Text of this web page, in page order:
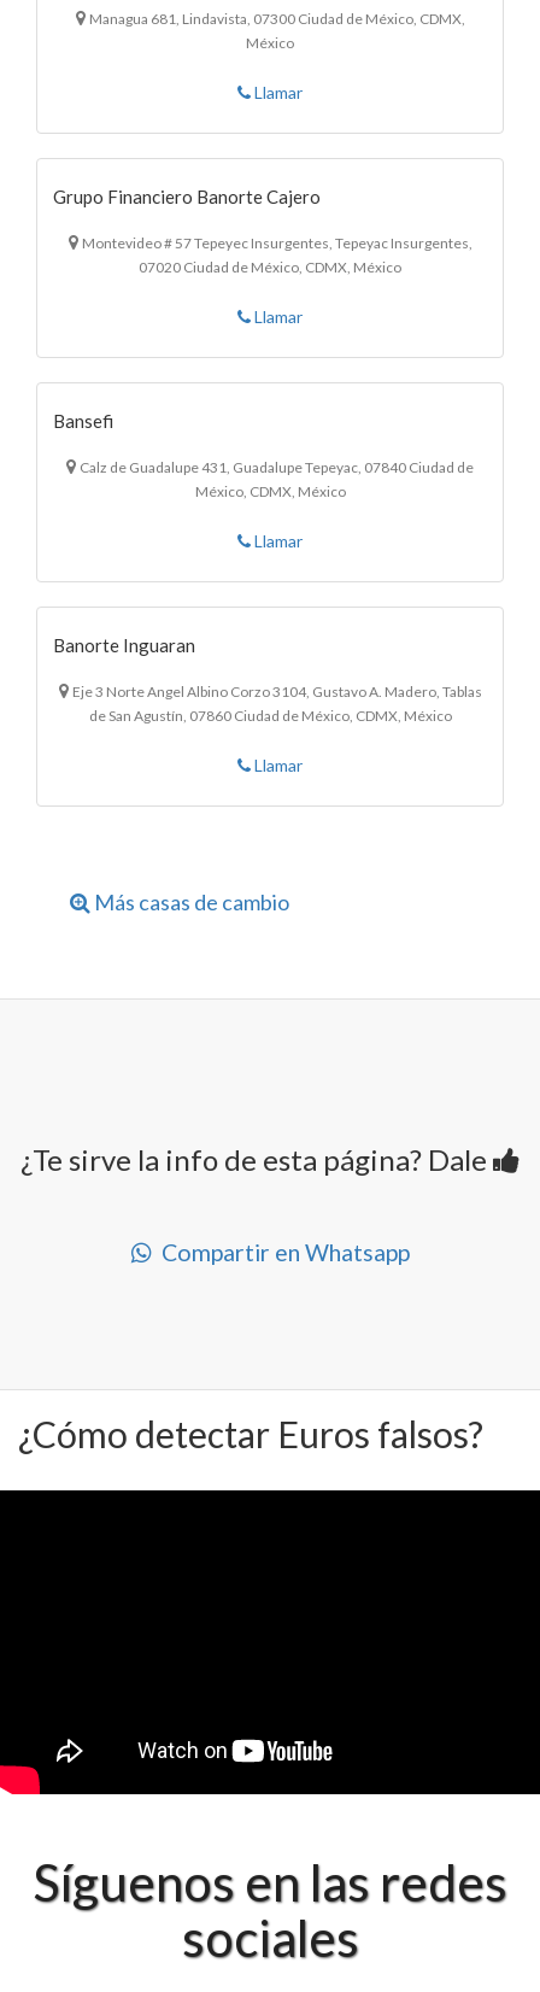
Managua 681, Lindavista, 07300 Ciudad de México, CDMX,
México
Llamar
Grupo Financiero Banorte Cajero
Montevideo # 57 Tepeyec Insurgentes, Tepeyac Insurgentes,
07020 Ciudad de México, CDMX, México
Llamar
Bansefi
Calz de Guadalupe 431, Guadalupe Tepeyac, 07840 Ciudad de
México, CDMX, México
Llamar
Banorte Inguaran
Eje 3 Norte Angel Albino Corzo 3104, Gustavo A. Madero, Tablas
de San Agustín, 07860 Ciudad de México, CDMX, México
Llamar
Más casas de cambio
¿Te sirve la info de esta página? Dale
Compartir en Whatsapp
¿Cómo detectar Euros falsos?
Síguenos en las redes
sociales